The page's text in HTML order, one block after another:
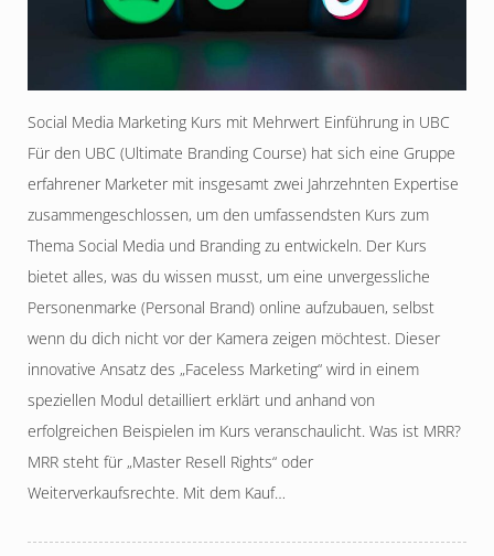
Social Media Marketing Kurs mit Mehrwert Einführung in UBC
Für den UBC (Ultimate Branding Course) hat sich eine Gruppe
erfahrener Marketer mit insgesamt zwei Jahrzehnten Expertise
zusammengeschlossen, um den umfassendsten Kurs zum
Thema Social Media und Branding zu entwickeln. Der Kurs
bietet alles, was du wissen musst, um eine unvergessliche
Personenmarke (Personal Brand) online aufzubauen, selbst
wenn du dich nicht vor der Kamera zeigen möchtest. Dieser
innovative Ansatz des „Faceless Marketing“ wird in einem
speziellen Modul detailliert erklärt und anhand von
erfolgreichen Beispielen im Kurs veranschaulicht. Was ist MRR?
MRR steht für „Master Resell Rights“ oder
Weiterverkaufsrechte. Mit dem Kauf…